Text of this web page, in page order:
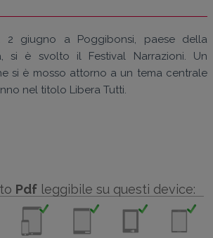
2 giugno a Poggibonsi, paese della
si è svolto il Festival Narrazioni. Un
si è mosso attorno a un tema centrale
nel titolo Libera Tutti.
Pdf leggibile su questi device: